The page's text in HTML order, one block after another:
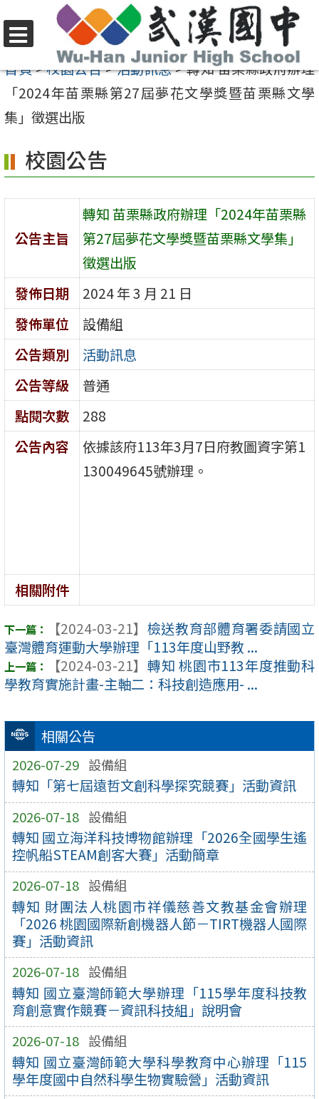
至
內
區
選
單
首頁>校園公告>活動訊息>轉知 苗栗縣政府辦理
「2024年苗栗縣第27屆夢花文學獎暨苗栗縣文學
集」徵選出版
相關公告
2026-07-29 設備組
轉知「第七屆遠哲文創科學探究競賽」活動資訊
2026-07-18 設備組
轉知 國立海洋科技博物館辦理「2026全國學生遙
控帆船STEAM創客大賽」活動簡章
2026-07-18 設備組
轉知 財團法人桃園市祥儀慈善文教基金會辦理
「2026 桃園國際新創機器人節－TIRT機器人國際
賽」活動資訊
2026-07-18 設備組
轉知 國立臺灣師範大學辦理「115學年度科技教
育創意實作競賽－資訊科技組」說明會
2026-07-18 設備組
轉知 國立臺灣師範大學科學教育中心辦理「115
學年度國中自然科學生物實驗營」活動資訊
校園公告
公告主旨
轉知 苗栗縣政府辦理「2024年苗栗縣
第27屆夢花文學獎暨苗栗縣文學集」
徵選出版
發佈日期
2024 年 3 月 21 日
發佈單位
設備組
公告類別
活動訊息
公告等級
普通
點閱次數
288
公告內容
依據該府113年3月7日府教圖資字第1
130049645號辦理。
相關附件
【2024-03-21】 檢送教育部體育署委請國立
臺灣體育運動大學辦理「113年度山野教 ...
【2024-03-21】 轉知 桃園市113年度推動科
學教育實施計畫-主軸二：科技創造應用- ...